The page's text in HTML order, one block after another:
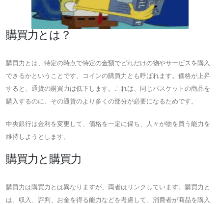
購買力とは？
購買力とは、特定の時点で特定の金額でどれだけの物やサービスを購入
できるかということです。コインの購買力とも呼ばれます。価格が上昇
すると、通貨の購買力は低下します。これは、同じバスケットの商品を
購入するのに、その通貨のより多くの部分が必要になるためです。
中央銀行は金利を変更して、価格を一定に保ち、人々が物を買う能力を
維持しようとします。
購買力と購買力
購買力は購買力とは異なりますが、両者はリンクしています。購買力と
は、収入、評判、お金を得る能力などを考慮して、消費者が商品を購入